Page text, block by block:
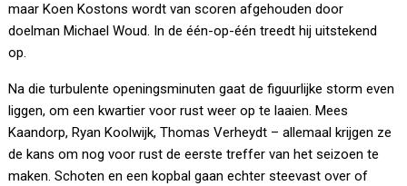
maar Koen Kostons wordt van scoren afgehouden door
doelman Michael Woud. In de één-op-één treedt hij uitstekend
op.
Na die turbulente openingsminuten gaat de figuurlijke storm even
liggen, om een kwartier voor rust weer op te laaien. Mees
Kaandorp, Ryan Koolwijk, Thomas Verheydt – allemaal krijgen ze
de kans om nog voor rust de eerste treffer van het seizoen te
maken. Schoten en een kopbal gaan echter steevast over of